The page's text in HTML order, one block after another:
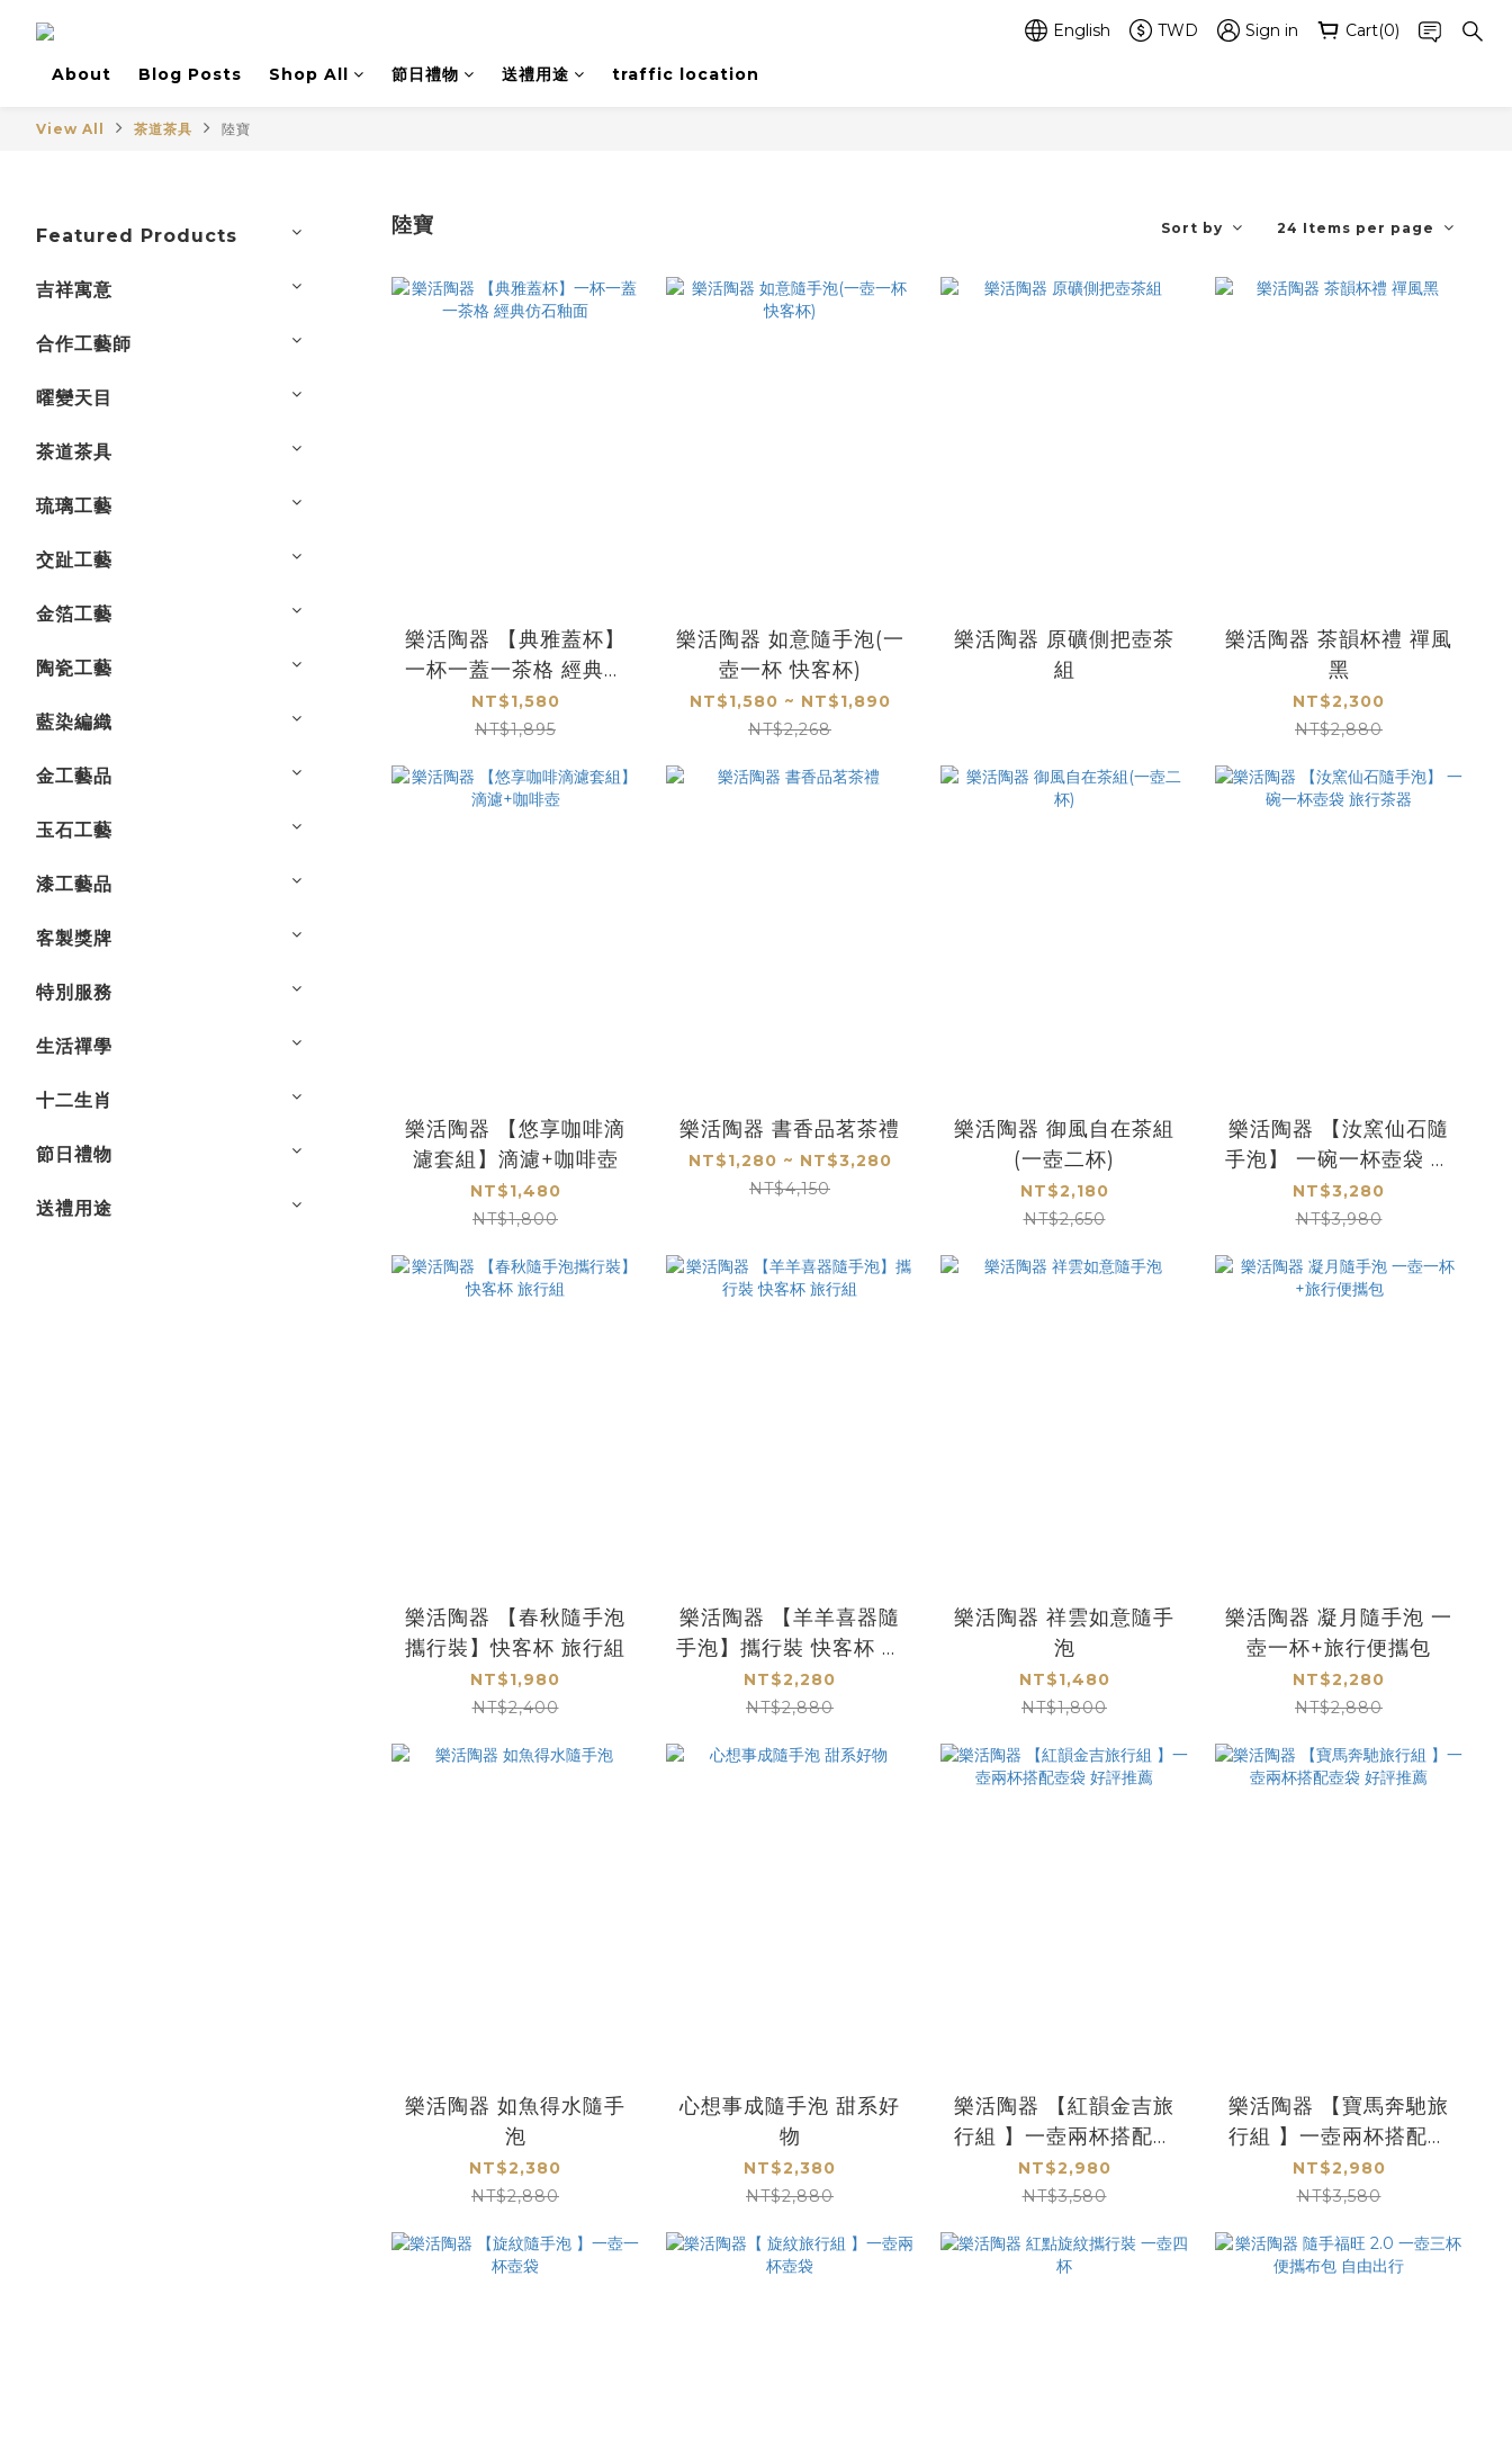
English TWD Sign in Cart(0)
About Blog Posts Shop All 節日禮物 送禮用途 traffic location
View All 茶道茶具 陸寶
Featured Products
吉祥寓意
合作工藝師
曜變天目
茶道茶具
琉璃工藝
交趾工藝
金箔工藝
陶瓷工藝
藍染編織
金工藝品
玉石工藝
漆工藝品
客製獎牌
特別服務
生活禪學
十二生肖
節日禮物
送禮用途
陸寶 Sort by 24 Items per page
樂活陶器 【典雅蓋杯】
一杯一蓋一茶格 經典仿
石釉面
NT$1,580
NT$1,895
樂活陶器 如意隨手泡(一
壺一杯 快客杯)
NT$1,580 ~ NT$1,890
NT$2,268
樂活陶器 原礦側把壺茶
組
樂活陶器 茶韻杯禮 禪風
黑
NT$2,300
NT$2,880
樂活陶器 【悠享咖啡滴
濾套組】滴濾+咖啡壺
NT$1,480
NT$1,800
樂活陶器 書香品茗茶禮
NT$1,280 ~ NT$3,280
NT$4,150
樂活陶器 御風自在茶組
(一壺二杯)
NT$2,180
NT$2,650
樂活陶器 【汝窯仙石隨
手泡】 一碗一杯壺袋 旅
行茶器
NT$3,280
NT$3,980
樂活陶器 【春秋隨手泡
攜行裝】快客杯 旅行組
NT$1,980
NT$2,400
樂活陶器 【羊羊喜器隨
手泡】攜行裝 快客杯 旅
行組
NT$2,280
NT$2,880
樂活陶器 祥雲如意隨手
泡
NT$1,480
NT$1,800
樂活陶器 凝月隨手泡 一
壺一杯+旅行便攜包
NT$2,280
NT$2,880
樂活陶器 如魚得水隨手
泡
NT$2,380
NT$2,880
心想事成隨手泡 甜系好
物
NT$2,380
NT$2,880
樂活陶器 【紅韻金吉旅
行組 】一壺兩杯搭配壺
袋 好評推薦
NT$2,980
NT$3,580
樂活陶器 【寶馬奔馳旅
行組 】一壺兩杯搭配壺
袋 好評推薦
NT$2,980
NT$3,580